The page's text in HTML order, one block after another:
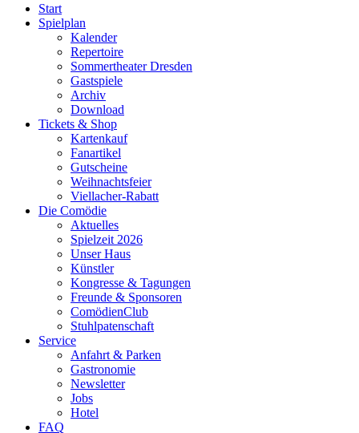
Start
Spielplan
Kalender
Repertoire
Sommertheater Dresden
Gastspiele
Archiv
Download
Tickets & Shop
Kartenkauf
Fanartikel
Gutscheine
Weihnachtsfeier
Viellacher-Rabatt
Die Comödie
Aktuelles
Spielzeit 2026
Unser Haus
Künstler
Kongresse & Tagungen
Freunde & Sponsoren
ComödienClub
Stuhlpatenschaft
Service
Anfahrt & Parken
Gastronomie
Newsletter
Jobs
Hotel
FAQ